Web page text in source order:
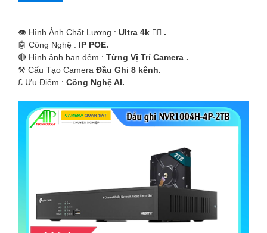
👁 Hình Ành Chất Lượng : Ultra 4k 👍🏾 .
🤖️ Công Nghệ : IP POE.
🔴 Hình ảnh ban đêm : Từng Vị Trí Camera .
⚒ Cấu Tạo Camera Đầu Ghi 8 kênh.
️₤ Ưu Điểm : Công Nghệ AI.